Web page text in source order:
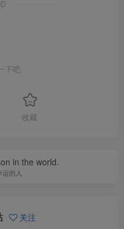
下吧
收藏
in the world.
的人
关注